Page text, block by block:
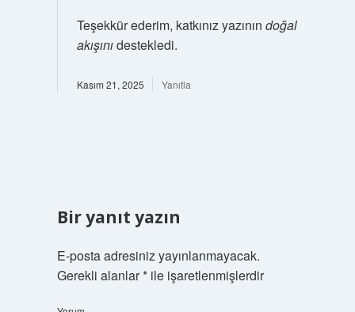
Teşekkür ederim, katkınız yazının doğal
akışınıdestekledi.
Kasım 21, 2025 Yanıtla
Bir yanıt yazın
E-posta adresiniz yayınlanmayacak.
Gerekli alanlar*ile işaretlenmişlerdir